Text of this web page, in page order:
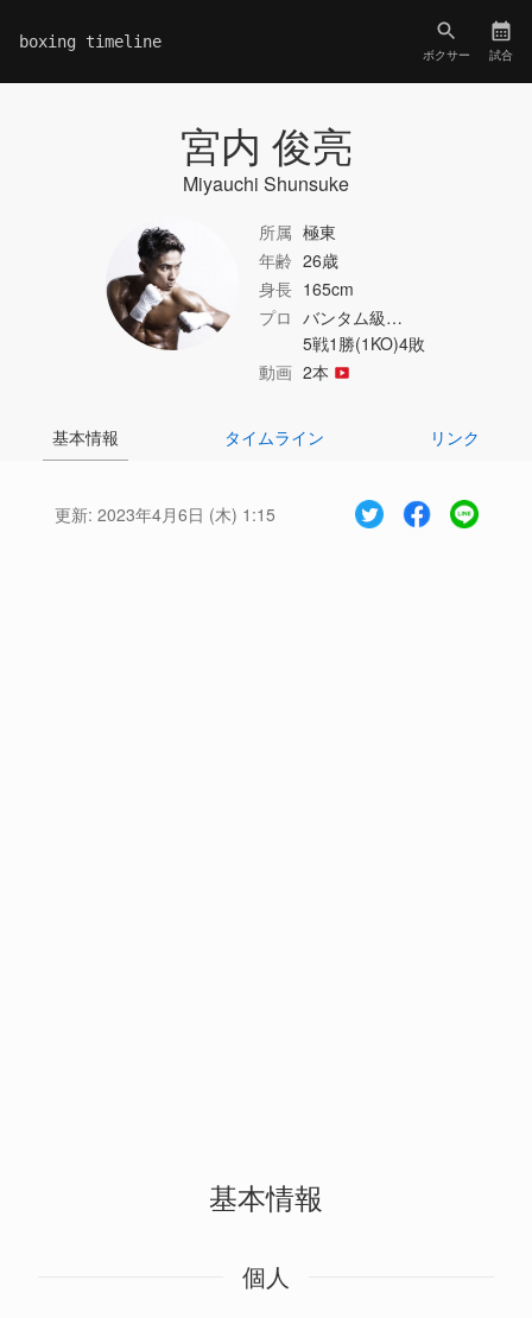
boxing timeline
ボクサー 試合
宮内 俊亮
Miyauchi Shunsuke
所属 極東
年齢 26歳
身長 165cm
プロ バンタム級…
5戦1勝(1KO)4敗
動画 2本
基本情報 タイムライン リンク
更新: 2023年4月6日 (木) 1:15
基本情報
個人